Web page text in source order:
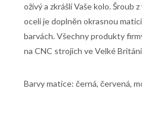
oživý a zkrášlí Vaše kolo. Šroub
oceli je doplněn okrasnou
barvách. Všechny produkty
na CNC strojích ve Velké
Barvy matice: černá, červená,